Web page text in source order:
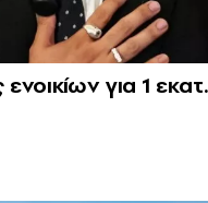
για 1 εκατ.